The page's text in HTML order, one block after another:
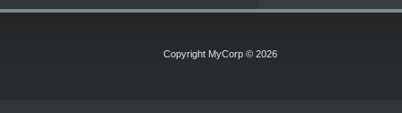
Copyright MyCorp © 2026